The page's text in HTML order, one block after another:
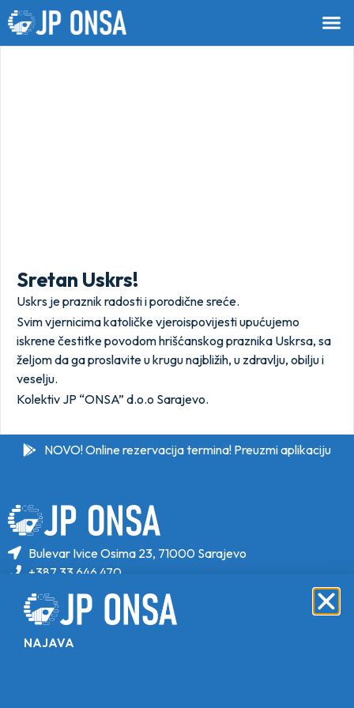
Sretan Uskrs!
Uskrs je praznik radosti i porodične sreće.
Svim vjernicima katoličke vjeroispovijesti upućujemo
iskrene čestitke povodom hrišćanskog praznika Uskrsa, sa
željom da ga proslavite u krugu najbližih, u zdravlju, obilju i
veselju.
Kolektiv JP “ONSA” d.o.o Sarajevo.
NOVO! Online rezervacija termina! Preuzmi aplikaciju
Bulevar Ivice Osima 23, 71000 Sarajevo
+387 33 646 470
+387 33 646 471
info@jponsa.ba
NAJAVA